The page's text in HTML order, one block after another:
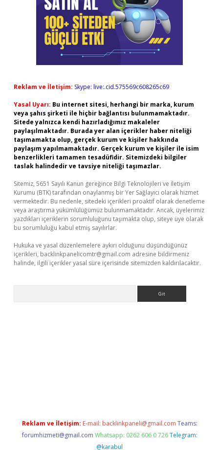
Reklam ve İletişim: Skype: live:.cid.575569c608265c69
Yasal Uyarı: Bu internet sitesi, herhangi bir marka, kurum
veya şahıs şirketi ile hiçbir bağlantısı bulunmamaktadır.
Sitede yalnızca kendi hazırladığımız makaleler
paylaşılmaktadır. Burada yer alan içerikler haber niteliği
taşımamakta olup, gerçek kurum ve kişiler hakkında
paylaşım yapılmamaktadır. Gerçek kurum ve kişiler ile isim
benzerlikleri tamamen tesadüfidir. Sitemizdeki bilgiler
taslak halindedir ve tavsiye niteliği taşımazlar.
Sitemiz, 5651 Sayılı Kanun gereğince Bilgi Teknolojileri ve İletişim
Kurumu (BTK) tarafından onaylanmış bir Yer Sağlayıcı olarak hizmet
vermektedir. Bu nedenle, sitedeki içerikleri proaktif olarak denetleme
veya araştırma yükümlülüğümüz bulunmamaktadır. Ancak, üyelerimiz
yazdıkları içeriklerin sorumluluğunu taşımakta olup, siteye üye olarak
bu sorumluluğu kabul etmiş sayılırlar.
Hukuka ve yasal düzenlemelere aykırı olduğunu düşündüğünüz
içerikleri, backlinkpanelicomtr@gmail.com adresine bildirmeniz
halinde, ilgili içerikler yasal süre içerisinde sitemizden kaldırılacaktır.
Reklam ve İletişim: E-mail: backlinkpaneli@gmail.com Teams:
forumhizmeti@gmail.com Whatsapp: 0262 606 0 726 Telegram:
@karabul